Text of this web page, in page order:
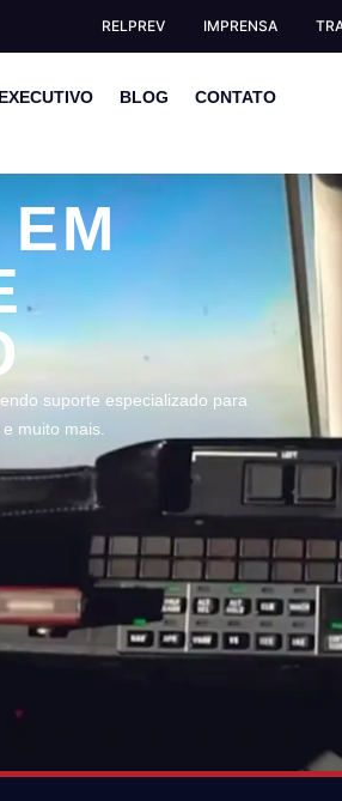
RELPREV IMPRENSA
EXECUTIVO BLOG CONTATO
suporte especializado para
muito mais.